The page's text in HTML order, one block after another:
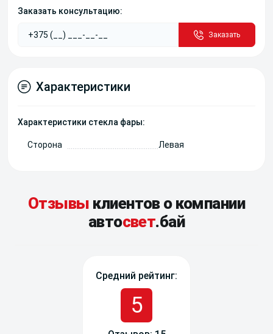
Заказать консультацию:
Заказать
Характеристики
Характеристики стекла фары:
Сторона Левая
Отзывы клиентов о компании
автосвет.бай
Средний рейтинг:
5